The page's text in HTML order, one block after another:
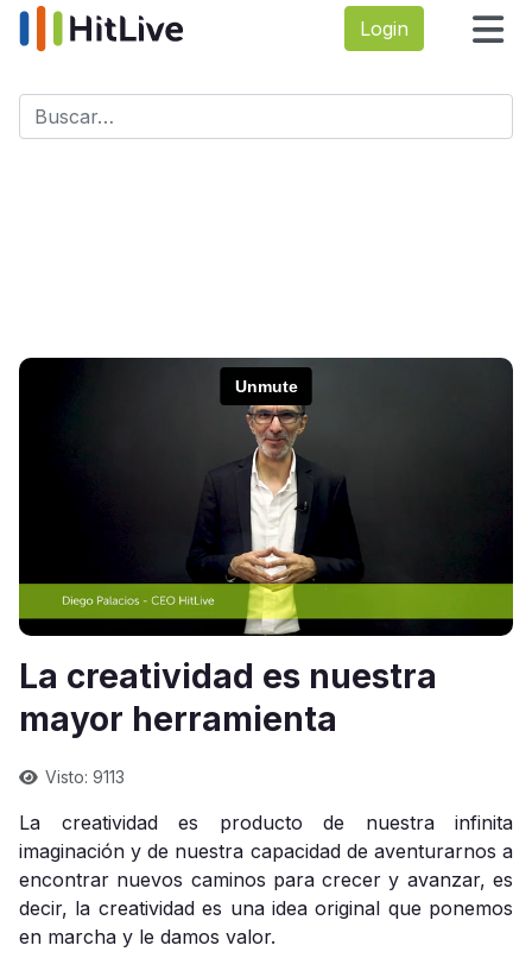
Login
Buscar
La creatividad es nuestra
mayor herramienta
Visto: 9113
La creatividad es producto de nuestra infinita
imaginación y de nuestra capacidad de aventurarnos a
encontrar nuevos caminos para crecer y avanzar, es
decir, la creatividad es una idea original que ponemos
en marcha y le damos valor.